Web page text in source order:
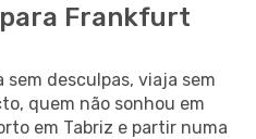
Frankfurt
sem desculpas, viaja sem
quem não sonhou em
em Tabriz e partir numa